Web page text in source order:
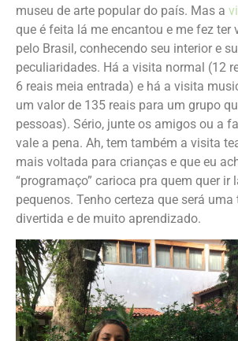
museu de arte popular do país. Mas a
que é feita lá me encantou e me fez ter
pelo Brasil, conhecendo seu interior e
peculiaridades. Há a visita normal (12
6 reais meia entrada) e há a visita
um valor de 135 reais para um grupo
pessoas). Sério, junte os amigos ou a
vale a pena. Ah, tem também a visita
mais voltada para crianças e que eu
“programaço” carioca pra quem quer ir
pequenos. Tenho certeza que será uma
divertida e de muito aprendizado.